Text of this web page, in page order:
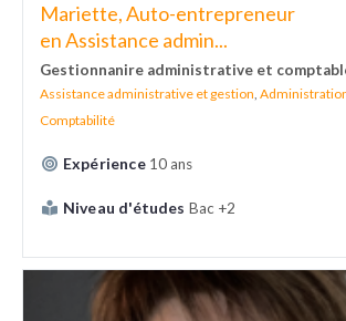
Mariette, Auto-entrepreneur
en Assistance admin...
Gestionnanire administrative et
Assistance administrative et gestion,
Comptabilité
Expérience 10 ans
Niveau d'études Bac +2